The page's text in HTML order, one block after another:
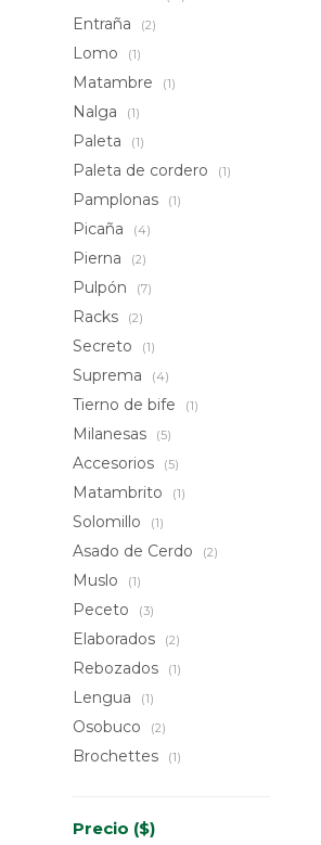
Entraña (2)
Lomo (1)
Matambre (1)
Nalga (1)
Paleta (1)
Paleta de cordero (1)
Pamplonas (1)
Picaña (4)
Pierna (2)
Pulpón (7)
Racks (2)
Secreto (1)
Suprema (4)
Tierno de bife (1)
Milanesas (5)
Accesorios (5)
Matambrito (1)
Solomillo (1)
Asado de Cerdo (2)
Muslo (1)
Peceto (3)
Elaborados (2)
Rebozados (1)
Lengua (1)
Osobuco (2)
Brochettes (1)
Precio ($)